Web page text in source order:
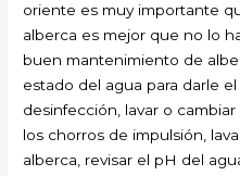
oriente es muy importante
alberca es mejor que no lo
buen mantenimiento de
estado del agua para darle
desinfección, lavar o
los chorros de impulsión,
alberca, revisar el pH del